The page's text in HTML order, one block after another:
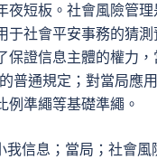
夜短板。社會風險管
于社會平安事務的猜測
保證信息主體的權力
的普通規定；對當局應
例準繩等基礎準繩。
信息；當局；社會風